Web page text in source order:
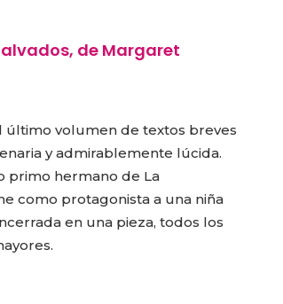
de Margaret
último volumen de textos breves
y admirablemente lúcida.
primo hermano de La
como protagonista a una niña
en una pieza, todos los